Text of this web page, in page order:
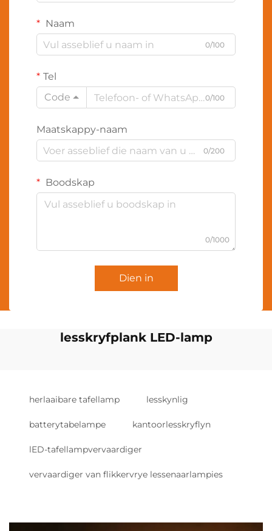
Naam
0/100
Tel
Code
0/100
Maatskappy-naam
0/200
Boodskap
0/1000
Dien in
lesskryfplank LED-lamp
herlaaibare tafellamp lesskynlig
batterytabelampe kantoorlesskryflyn
lED-tafellampvervaardiger
vervaardiger van flikkervrye lessenaarlampies